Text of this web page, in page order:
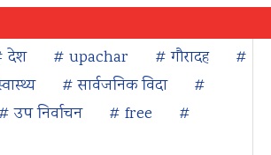
देश # upachar # गौरादह
#
# सार्वजनिक विदा
#
# उप निर्वाचन # free
#